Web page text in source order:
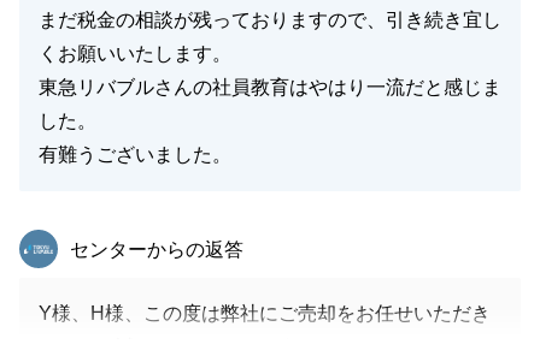
いました。
まだ税金の相談が残っておりますので、引き続き宜し
くお願いいたします。
東急リバブルさんの社員教育はやはり一流だと感じま
した。
有難うございました。
東急リバブル
センターからの返答
Y様、H様、この度は弊社にご売却をお任せいただき